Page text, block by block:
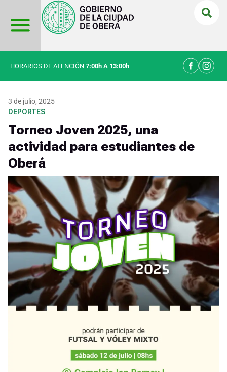
contenido
HORARIOS DE ATENCIÓN 7:00h A 13:00h
3 de julio, 2025
DEPORTES
Torneo Joven 2025, una
actividad para estudiantes de
Oberá